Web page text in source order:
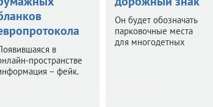
в
пространстве
– фейк.
Он будет обозначать
парковочные места
для многодетных